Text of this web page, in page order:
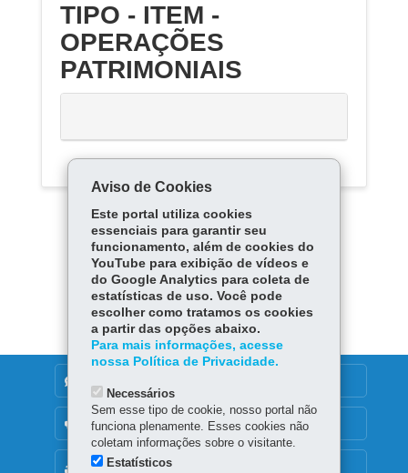
TIPO - ITEM -
OPERAÇÕES
PATRIMONIAIS
Carregar mais
MAPA DO SITE
OUVIDORIA
Aviso de Cookies
Este portal utiliza cookies
essenciais para garantir seu
funcionamento, além de cookies do
YouTube para exibição de vídeos e
do Google Analytics para coleta de
estatísticas de uso. Você pode
escolher como tratamos os cookies
a partir das opções abaixo.
Para mais informações, acesse
nossa Política de Privacidade.
Necessários
Sem esse tipo de cookie, nosso portal não
funciona plenamente. Esses cookies não
coletam informações sobre o visitante.
Estatísticos